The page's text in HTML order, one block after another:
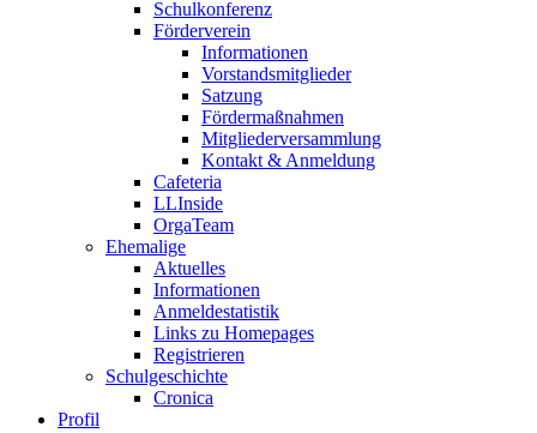
Schulkonferenz
Förderverein
Informationen
Vorstandsmitglieder
Satzung
Fördermaßnahmen
Mitgliederversammlung
Kontakt & Anmeldung
Cafeteria
LLInside
OrgaTeam
Ehemalige
Aktuelles
Informationen
Anmeldestatistik
Links zu Homepages
Registrieren
Schulgeschichte
Cronica
Profil